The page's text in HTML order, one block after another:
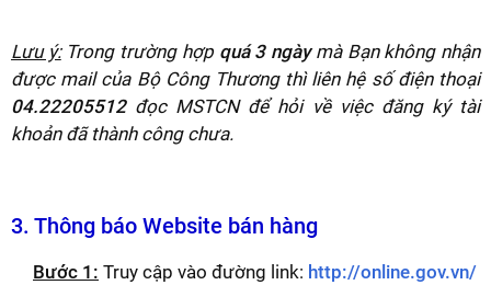
Lưu ý:Trong trường hợp quá 3 ngàymà Bạn không nhận
được mail của Bộ Công Thương thì liên hệ số điện thoại
04.22205512đọc MSTCN để hỏi về việc đăng ký tài
khoản đã thành công chưa.
3. Thông báo Website bán hàng
Bước 1: Truy cập vào đường link: http://online.gov.vn/